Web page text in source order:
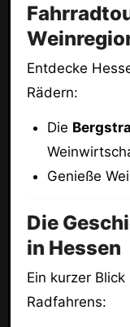
Entdecke
Rädern:
Die
Genieße
Die
in Hessen
Ein kurzer
Radfahrens: